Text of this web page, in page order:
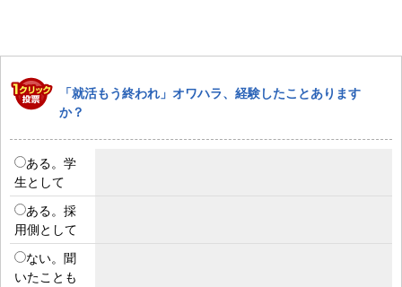
「就活もう終われ」オワハラ、経験したことあります
か？
ある。学
生として
ある。採
用側として
ない。聞
いたことも